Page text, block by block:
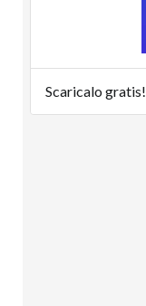
Scaricalo gratis!